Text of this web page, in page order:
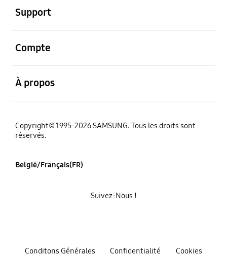
Support
Compte
À propos
Copyright© 1995-2026 SAMSUNG. Tous les droits sont
réservés.
België/Français(FR)
Conditons Générales Confidentialité Cookies
Suivez-Nous !